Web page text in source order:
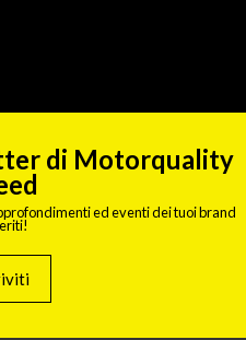
di Motorquality
ed eventi dei tuoi brand